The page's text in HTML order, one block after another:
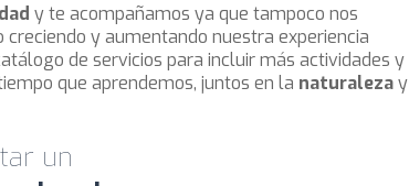
y te acompañamos ya que tampoco nos
y aumentando nuestra experiencia
de servicios para incluir más actividades y
que aprendemos, juntos en la naturalezay
un